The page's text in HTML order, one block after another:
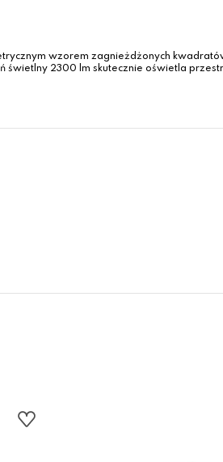
wzorem zagnieżdżonych
świetlny 2300 lm skutecznie oświetla